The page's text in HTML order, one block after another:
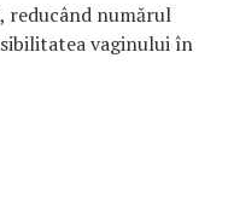
reducând numărul
vaginului în